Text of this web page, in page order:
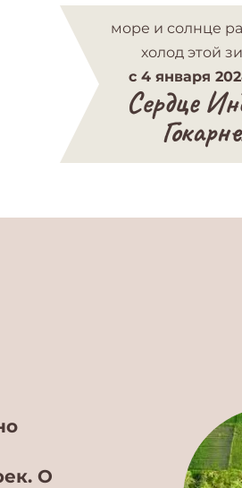
море и солнце
холод этой
с 4 января
Сердце
О